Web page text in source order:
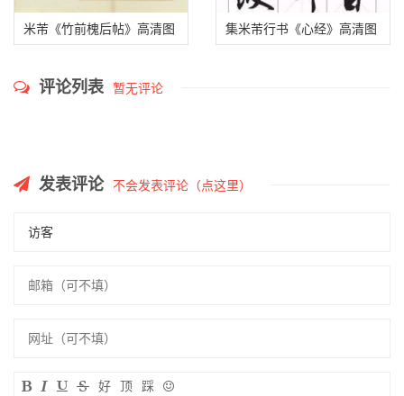
米芾《竹前槐后帖》高清图 集米芾行书《心经》高清图
评论列表 暂无评论
发表评论 不会发表评论（点这里）
好 顶 踩